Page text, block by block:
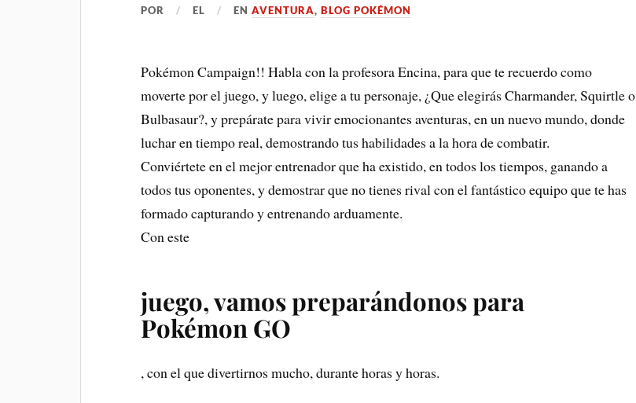
POR EL ENAVENTURA,BLOG POKÉMON
Pokémon Campaign!! Habla con la profesora Encina, para que te recuerdo como
moverte por el juego, y luego, elige a tu personaje, ¿Que elegirás Charmander, Squirtle o
Bulbasaur?, y prepárate para vivir emocionantes aventuras, en un nuevo mundo, donde
luchar en tiempo real, demostrando tus habilidades a la hora de combatir.
Conviértete en el mejor entrenador que ha existido, en todos los tiempos, ganando a
todos tus oponentes, y demostrar que no tienes rival con el fantástico equipo que te has
formado capturando y entrenando arduamente.
Con este
juego, vamos preparándonos para
Pokémon GO
, con el que divertirnos mucho, durante horas y horas.